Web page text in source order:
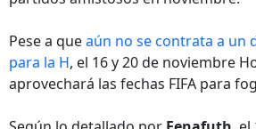
Pese a queaún no se contrata a un
para la H, el 16 y 20 de noviembre
aprovechará las fechas FIFA para